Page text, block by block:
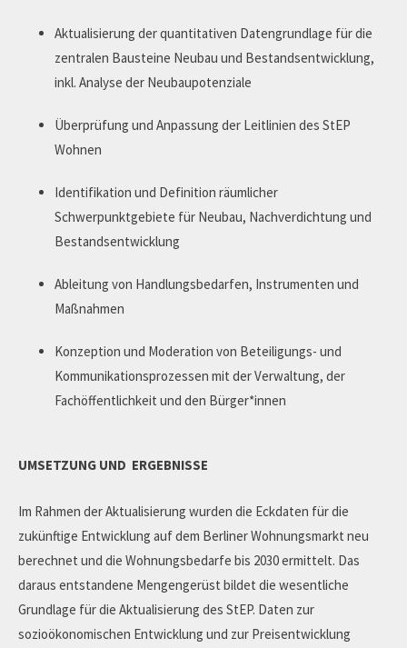
Aktualisierung der quantitativen Datengrundlage für die
zentralen Bausteine Neubau und Bestandsentwicklung,
inkl. Analyse der Neubaupotenziale
Überprüfung und Anpassung der Leitlinien des StEP
Wohnen
Identifikation und Definition räumlicher
Schwerpunktgebiete für Neubau, Nachverdichtung und
Bestandsentwicklung
Ableitung von Handlungsbedarfen, Instrumenten und
Maßnahmen
Konzeption und Moderation von Beteiligungs- und
Kommunikationsprozessen mit der Verwaltung, der
Fachöffentlichkeit und den Bürger*innen
UMSETZUNG UND ERGEBNISSE
Im Rahmen der Aktualisierung wurden die Eckdaten für die
zukünftige Entwicklung auf dem Berliner Wohnungsmarkt neu
berechnet und die Wohnungsbedarfe bis 2030 ermittelt. Das
daraus entstandene Mengengerüst bildet die wesentliche
Grundlage für die Aktualisierung des StEP. Daten zur
sozioökonomischen Entwicklung und zur Preisentwicklung